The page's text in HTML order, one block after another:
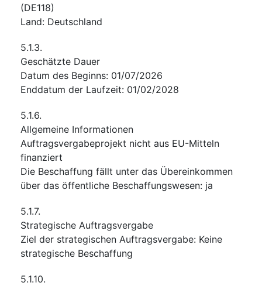
(DE118)
Land: Deutschland
5.1.3.
Geschätzte Dauer
Datum des Beginns: 01/07/2026
Enddatum der Laufzeit: 01/02/2028
5.1.6.
Allgemeine Informationen
Auftragsvergabeprojekt nicht aus EU-Mitteln
finanziert
Die Beschaffung fällt unter das Übereinkommen
über das öffentliche Beschaffungswesen: ja
5.1.7.
Strategische Auftragsvergabe
Ziel der strategischen Auftragsvergabe: Keine
strategische Beschaffung
5.1.10.